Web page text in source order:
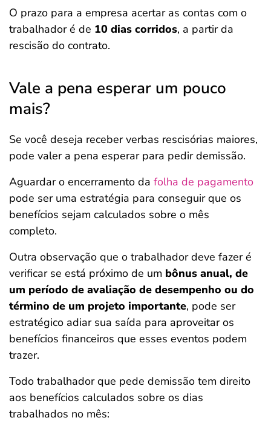
O prazo para a empresa acertar as contas com o
trabalhador é de 10 dias corridos, a partir da
rescisão do contrato.
Vale a pena esperar um pouco
mais?
Se você deseja receber verbas rescisórias maiores,
pode valer a pena esperar para pedir demissão.
Aguardar o encerramento da folha de pagamento
pode ser uma estratégia para conseguir que os
benefícios sejam calculados sobre o mês
completo.
Outra observação que o trabalhador deve fazer é
verificar se está próximo de um bônus anual, de
um período de avaliação de desempenho ou do
término de um projeto importante, pode ser
estratégico adiar sua saída para aproveitar os
benefícios financeiros que esses eventos podem
trazer.
Todo trabalhador que pede demissão tem direito
aos benefícios calculados sobre os dias
trabalhados no mês: